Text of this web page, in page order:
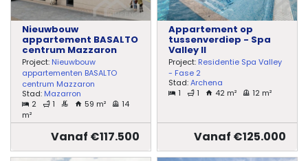
Nieuwbouw
appartement BASALTO
centrum Mazzaron
Project: Nieuwbouw
appartementen BASALTO
centrum Mazzaron
Stad: Mazarron
2
1 59 m²
14
m²
Vanaf €117.500
Appartement op
tussenverdiep - Spa
Valley II
Project: Residentie Spa Valley
- Fase 2
Stad:Archena
1
1 42 m² 12 m²
Vanaf €125.000